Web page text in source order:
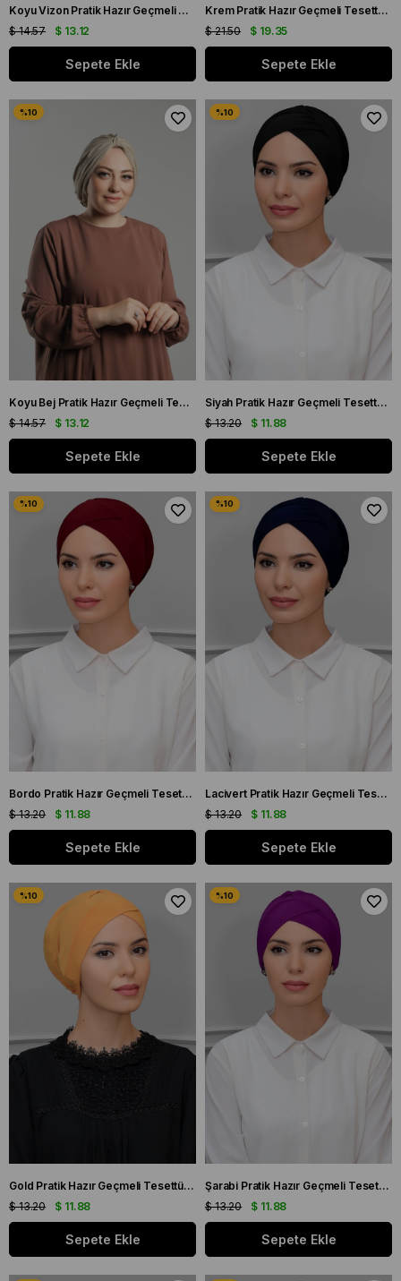
Koyu Vizon Pratik Hazır Geçmeli Tesettür Bone Sandy Pileli Salaş 2121_38
$ 13.12
$ 14.57
Sepete Ekle
Krem Pratik Hazır Geçmeli Tesettür Bone Sandy Kumaş Taşlı 1456_40
$ 19.35
$ 21.50
Sepete Ekle
Koyu Bej Pratik Hazır Geçmeli Tesettür Bone Sandy Pileli Salaş 2121_44
$ 13.12
$ 14.57
Sepete Ekle
Siyah Pratik Hazır Geçmeli Tesettür Bone Sandy Kumaş Çapraz Büzgülü 1801_01
$ 11.88
$ 13.20
Sepete Ekle
Bordo Pratik Hazır Geçmeli Tesettür Bone Sandy Kumaş Çapraz Büzgülü 1801_16
$ 11.88
$ 13.20
Sepete Ekle
Lacivert Pratik Hazır Geçmeli Tesettür Bone Sandy Kumaş Çapraz Büzgülü 1801_02
$ 11.88
$ 13.20
Sepete Ekle
Gold Pratik Hazır Geçmeli Tesettür Bone Sandy Kumaş Çapraz Büzgülü 1801_03
$ 11.88
$ 13.20
Sepete Ekle
Şarabi Pratik Hazır Geçmeli Tesettür Bone Sandy Kumaş Çapraz Büzgülü 1801_08
$ 11.88
$ 13.20
Sepete Ekle